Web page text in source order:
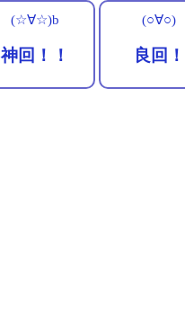
(☆∀☆)b
神回！！
(○∀○)
良回！